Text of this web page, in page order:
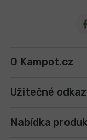
O Kampot.cz
Užitečné
Nabídka